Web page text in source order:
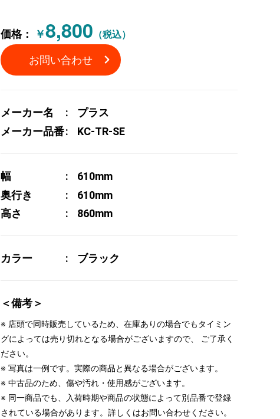
価格： ￥8,800 （税込）
お問い合わせ
メーカー名
プラス
メーカー品番
KC-TR-SE
幅
610mm
奥行き
610mm
高さ
860mm
カラー ブラック
＜備考＞
※ 店頭で同時販売しているため、在庫ありの場合でもタイミン
グによっては売り切れとなる場合がございますので、 ご了承く
ださい。
※ 写真は一例です。実際の商品と異なる場合がございます。
※ 中古品のため、傷や汚れ・使用感がございます。
※ 同一商品でも、入荷時期や商品の状態によって別品番で登録
されている場合があります。詳しくはお問い合わせください。